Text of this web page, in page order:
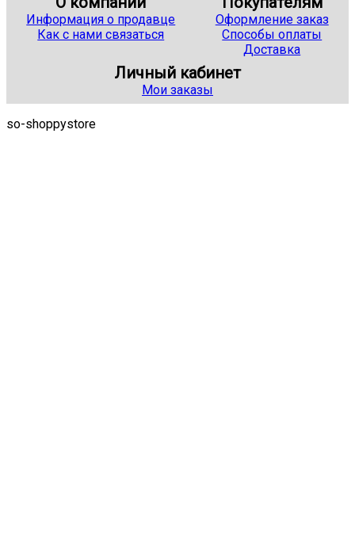
Информация о продавце
Как с нами связаться
Оформление заказ
Способы оплаты
Доставка
Личный кабинет
Мои заказы
so-shoppystore